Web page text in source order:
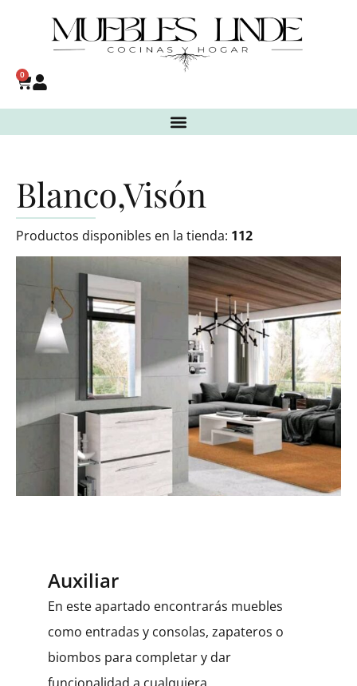
0
Blanco,Visón
Productos disponibles en la tienda: 112
Auxiliar
En este apartado encontrarás muebles
como entradas y consolas, zapateros o
biombos para completar y dar